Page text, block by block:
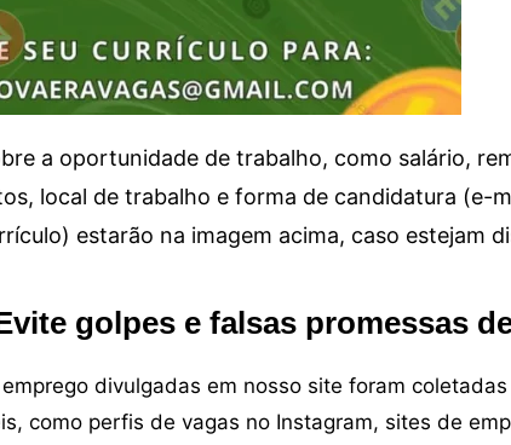
a oportunidade de trabalho, como salário,
local de trabalho e forma de candidatura (e-
estarão na imagem acima, caso estejam
golpes e falsas promessas
divulgadas em nosso site foram
como perfis de vagas no Instagram, sites de